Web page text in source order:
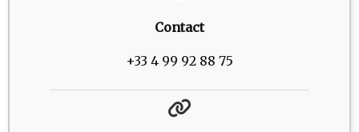
Contact
+33 4 99 92 88 75